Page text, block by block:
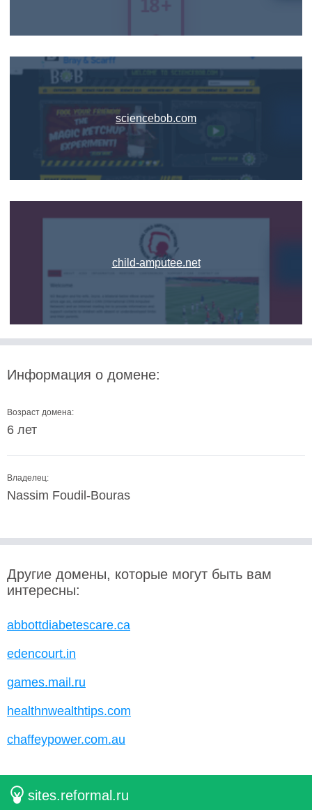
sciencebob.com
child-amputee.net
Информация о домене:
Возраст домена:
6 лет
Владелец:
Nassim Foudil-Bouras
Другие домены, которые могут быть вам
интересны:
abbottdiabetescare.ca
edencourt.in
games.mail.ru
healthnwealthtips.com
chaffeypower.com.au
sites.reformal.ru